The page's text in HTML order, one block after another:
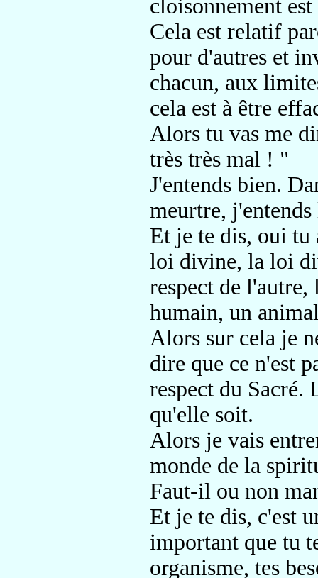
cloisonnement
Cela est relatif
pour d'autres et
chacun, aux
cela est à être
Alors tu vas me
très très mal ! "
J'entends bien.
meurtre,
Et je te dis, oui tu
loi divine, la loi
respect de
humain, un
Alors sur cela je
dire que ce n'est
respect du Sacré.
qu'elle soit.
Alors je vais
monde de la
Faut-il ou non
Et je te dis, c'est
important que tu
organisme, tes